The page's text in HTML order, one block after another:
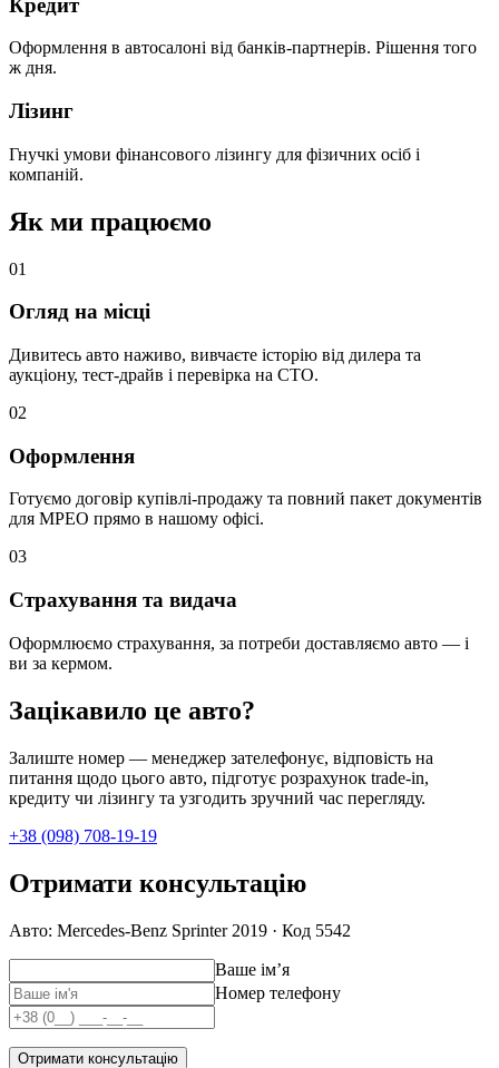
Оформлення в автосалоні від банків-партнерів. Рішення того
ж дня.
Лізинг
Гнучкі умови фінансового лізингу для фізичних осіб і
компаній.
Як ми працюємо
01
Огляд на місці
Дивитесь авто наживо, вивчаєте історію від дилера та
аукціону, тест-драйв і перевірка на СТО.
02
Оформлення
Готуємо договір купівлі-продажу та повний пакет документів
для МРЕО прямо в нашому офісі.
03
Страхування та видача
Оформлюємо страхування, за потреби доставляємо авто — і
ви за кермом.
Зацікавило це авто?
Залиште номер — менеджер зателефонує, відповість на
питання щодо цього авто, підготує розрахунок trade-in,
кредиту чи лізингу та узгодить зручний час перегляду.
+38 (098) 708-19-19
Отримати консультацію
Авто: Mercedes-Benz Sprinter 2019 · Код 5542
Ваше імʼя
Номер телефону
Отримати консультацію